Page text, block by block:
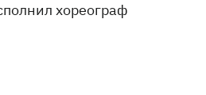
хореограф